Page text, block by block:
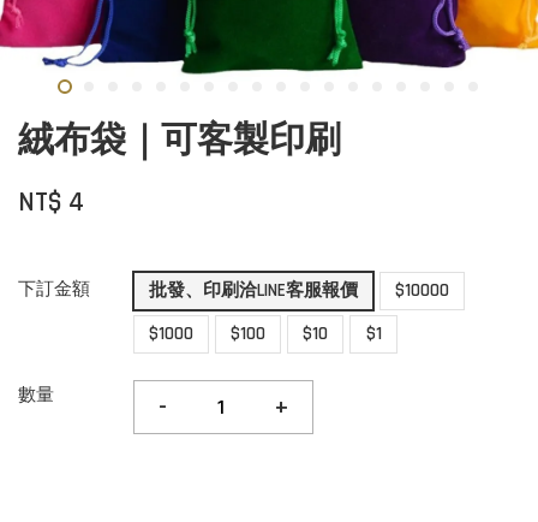
絨布袋｜可客製印刷
NT$ 4
下訂金額 批發、印刷洽LINE客服報價
$10000
$1000
$100 $10 $1
數量 - +